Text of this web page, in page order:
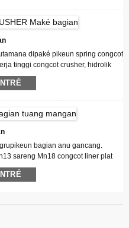
dipaké pikeun spring congcot
tinggi congcot crusher, hidrolik
crusher nu eta garapan salaku
crusher sekundér atawa crushing
bagian anu gancang.
sareng Mn18 congcot liner plat
anu disaluyukeun. Éta awét sareng
quarry sareng tambang, metalurgi,